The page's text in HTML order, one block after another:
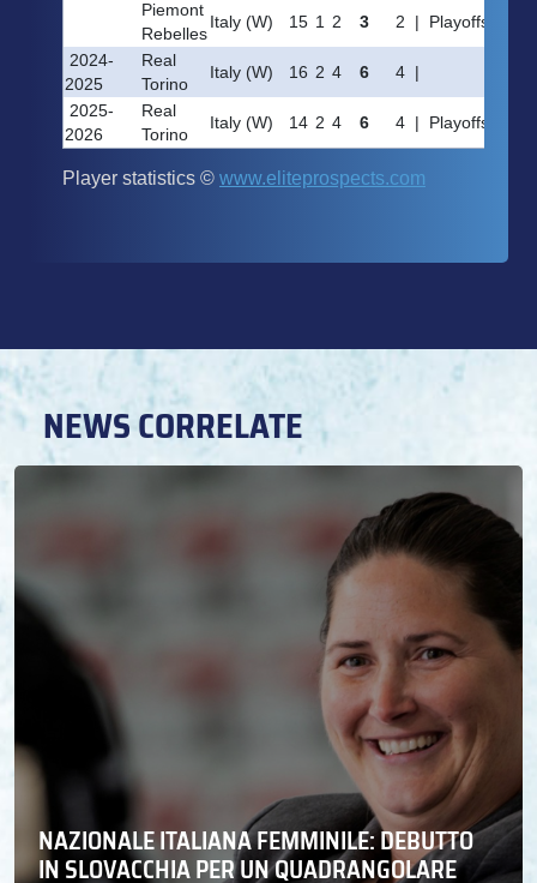
NEWS CORRELATE
NAZIONALE ITALIANA FEMMINILE: DEBUTTO
IN SLOVACCHIA PER UN QUADRANGOLARE